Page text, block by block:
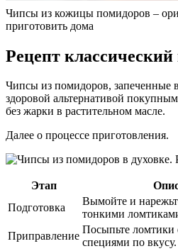
Чипсы из кожицы помидоров –
приготовить дома
Рецепт классический
Чипсы из помидоров, запеченные
здоровой альтернативой
без жарки в растительном масле.
Далее о процессе приготовления.
Этап
Подготовка
Вымойте и
тонкими
Приправление
Посыпьте ломтики
специями по вкусу.